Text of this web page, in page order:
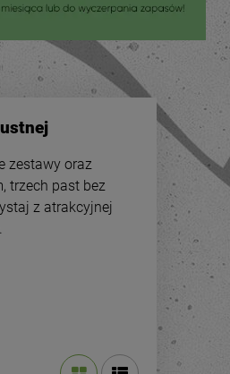
zestawy oraz
trzech past bez
z atrakcyjnej